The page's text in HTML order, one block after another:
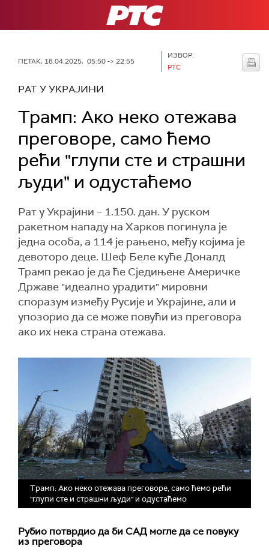
РТС
ПЕТАК, 18.04.2025, 05:50 -> 22:55
ИЗВОР:
РТС
РАТ У УКРАЈИНИ
Трамп: Ако неко отежава
преговоре, само ћемо
рећи "глупи сте и страшни
људи" и одустаћемо
Рат у Украјини – 1.150. дан. У руском
ракетном нападу на Харков погинула је
једна особа, а 114 је рањено, међу којима је
девоторо деце. Шеф Беле куће Доналд
Трамп рекао је да ће Сједињене Америчке
Државе "идеално урадити" мировни
споразум између Русије и Украјине, али и
упозорио да се може повући из преговора
ако их нека страна отежава.
Трамп: Ако неко отежава преговоре, само ћемо рећи
"глупи сте и страшни људи" и одустаћемо
Рубио потврдио да би САД могле да се повуку
из преговора